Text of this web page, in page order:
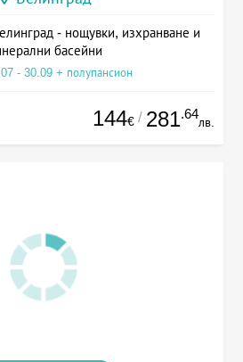
- нощувки, изхранване и
басейни
- 30.09 + полупансион
144€ / 281.64
лв.